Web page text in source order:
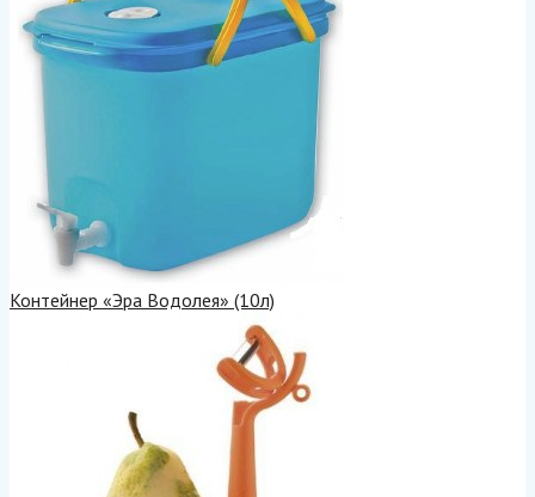
Контейнер «Эра Водолея» (10л)